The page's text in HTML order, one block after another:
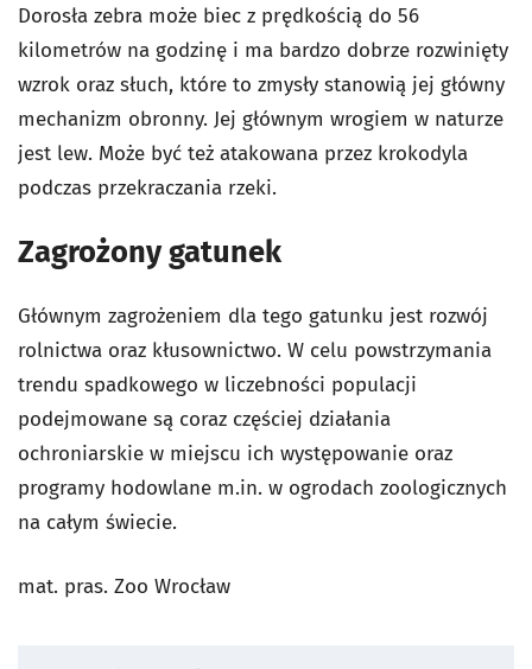
Dorosła zebra może biec z prędkością do 56
kilometrów na godzinę i ma bardzo dobrze rozwinięty
wzrok oraz słuch, które to zmysły stanowią jej główny
mechanizm obronny. Jej głównym wrogiem w naturze
jest lew. Może być też atakowana przez krokodyla
podczas przekraczania rzeki.
Zagrożony gatunek
Głównym zagrożeniem dla tego gatunku jest rozwój
rolnictwa oraz kłusownictwo. W celu powstrzymania
trendu spadkowego w liczebności populacji
podejmowane są coraz częściej działania
ochroniarskie w miejscu ich występowanie oraz
programy hodowlane m.in. w ogrodach zoologicznych
na całym świecie.
mat. pras. Zoo Wrocław